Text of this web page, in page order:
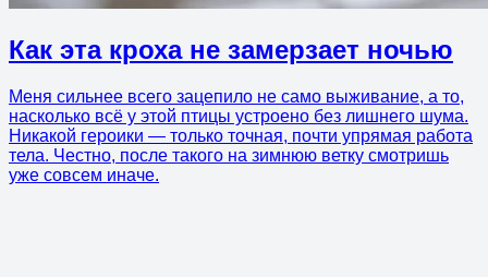
Как эта кроха не замерзает ночью
Меня сильнее всего зацепило не само выживание, а то,
насколько всё у этой птицы устроено без лишнего шума.
Никакой героики — только точная, почти упрямая работа
тела. Честно, после такого на зимнюю ветку смотришь
уже совсем иначе.